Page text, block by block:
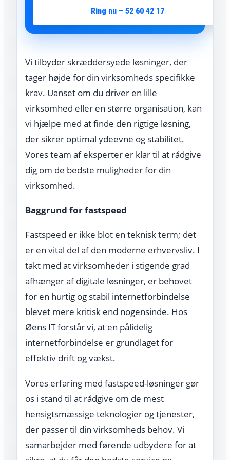
Ring nu – 52 60 42 17
Vi tilbyder skræddersyede løsninger, der
tager højde for din virksomheds specifikke
krav. Uanset om du driver en lille
virksomhed eller en større organisation, kan
vi hjælpe med at finde den rigtige løsning,
der sikrer optimal ydeevne og stabilitet.
Vores team af eksperter er klar til at rådgive
dig om de bedste muligheder for din
virksomhed.
Baggrund for fastspeed
Fastspeed er ikke blot en teknisk term; det
er en vital del af den moderne erhvervsliv. I
takt med at virksomheder i stigende grad
afhænger af digitale løsninger, er behovet
for en hurtig og stabil internetforbindelse
blevet mere kritisk end nogensinde. Hos
Øens IT forstår vi, at en pålidelig
internetforbindelse er grundlaget for
effektiv drift og vækst.
Vores erfaring med fastspeed-løsninger gør
os i stand til at rådgive om de mest
hensigtsmæssige teknologier og tjenester,
der passer til din virksomheds behov. Vi
samarbejder med førende udbydere for at